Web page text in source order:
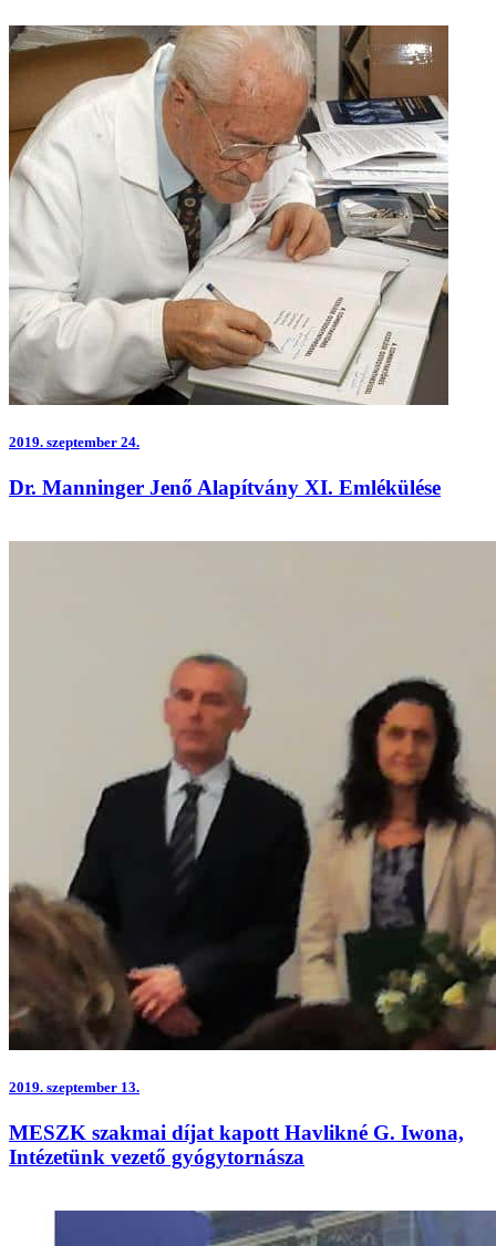
2019. szeptember 24.
Dr. Manninger Jenő Alapítvány XI. Emlékülése
2019. szeptember 13.
MESZK szakmai díjat kapott Havlikné G. Iwona,
Intézetünk vezető gyógytornásza